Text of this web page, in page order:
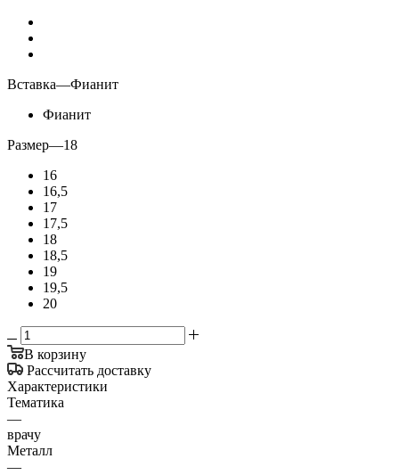
Вставка—Фианит
Фианит
Размер—18
16
16,5
17
17,5
18
18,5
19
19,5
20
В корзину
Рассчитать доставку
Характеристики
Тематика
—
врачу
Металл
—